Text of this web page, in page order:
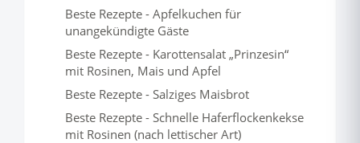
Beste Rezepte - Apfelkuchen für
unangekündigte Gäste
Beste Rezepte - Karottensalat „Prinzesin“
mit Rosinen, Mais und Apfel
Beste Rezepte - Salziges Maisbrot
Beste Rezepte - Schnelle Haferflockenkekse
mit Rosinen (nach lettischer Art)